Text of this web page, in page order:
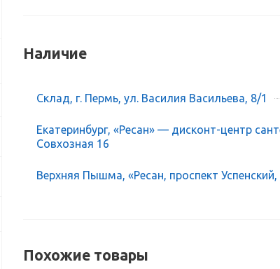
Наличие
Склад, г. Пермь, ул. Василия Васильева, 8/1
Екатеринбург, «Ресан» — дисконт-центр
Совхозная 16
Верхняя Пышма, «Ресан, проспект Успенский,
Похожие товары